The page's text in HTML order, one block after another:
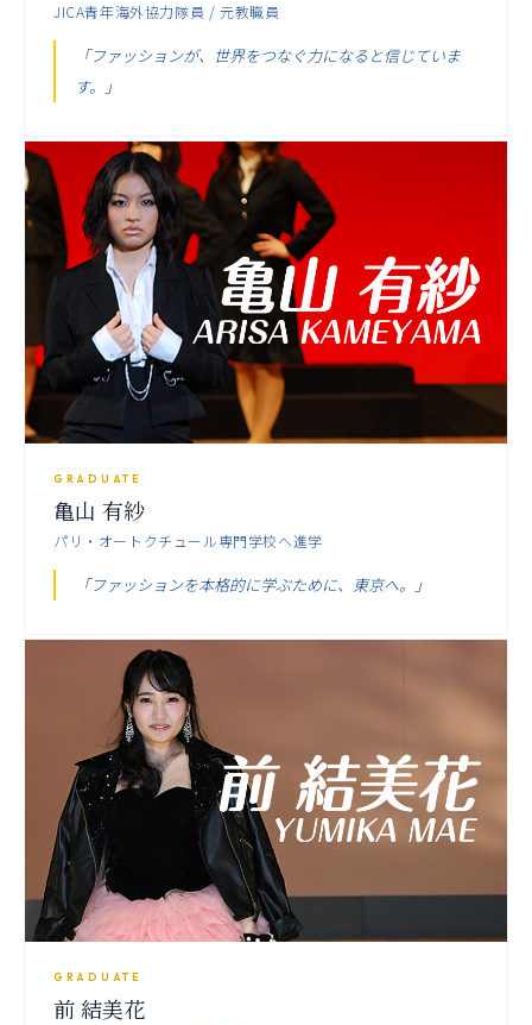
JICA青年海外協力隊員 / 元教職員
「ファッションが、世界をつなぐ力になると信じていま
す。」
GRADUATE
亀山 有紗
パリ・オートクチュール専門学校へ進学
「ファッションを本格的に学ぶために、東京へ。」
GRADUATE
前 結美花